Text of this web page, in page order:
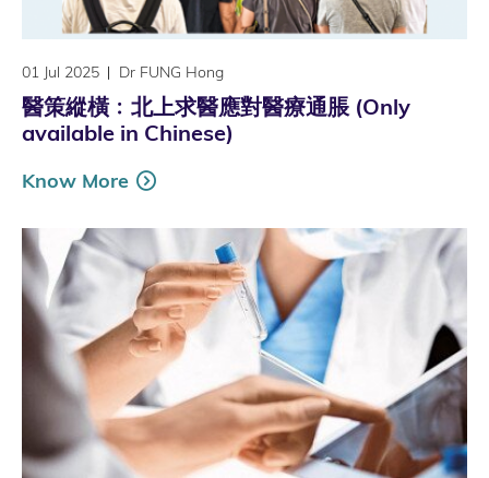
01 Jul 2025 Dr FUNG Hong
醫策縱橫﹕北上求醫應對醫療通脹 (Only
available in Chinese)
Know More